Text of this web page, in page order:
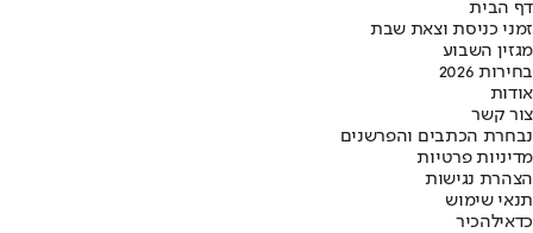
דף הבית
זמני כניסת וצאת שבת
מגזין השבוע
בחירות 2026
אודות
צור קשר
נבחרת הכתבים והפרשנים
מדיניות פרטיות
הצהרת נגישות
תנאי שימוש
כדאילהכיר